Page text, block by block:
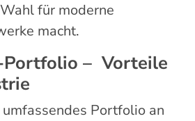
für moderne
macht.
Portfolio – Vorteile
Portfolio an